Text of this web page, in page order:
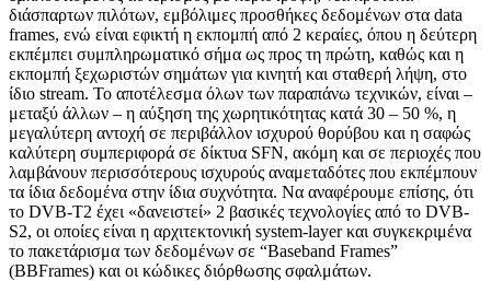
διάσπαρτων πιλότων, εμβόλιμες προσθήκες δεδομένων στα data
frames, ενώ είναι εφικτή η εκπομπή από 2 κεραίες, όπου η δεύτερη
εκπέμπει συμπληρωματικό σήμα ως προς τη πρώτη, καθώς και η
εκπομπή ξεχωριστών σημάτων για κινητή και σταθερή λήψη, στο
ίδιο stream. Το αποτέλεσμα όλων των παραπάνω τεχνικών, είναι –
μεταξύ άλλων – η αύξηση της χωρητικότητας κατά 30 – 50 %, η
μεγαλύτερη αντοχή σε περιβάλλον ισχυρού θορύβου και η σαφώς
καλύτερη συμπεριφορά σε δίκτυα SFN, ακόμη και σε περιοχές που
λαμβάνουν περισσότερους ισχυρούς αναμεταδότες που εκπέμπουν
τα ίδια δεδομένα στην ίδια συχνότητα. Να αναφέρουμε επίσης, ότι
το DVB-T2 έχει «δανειστεί» 2 βασικές τεχνολογίες από το DVB-
S2, οι οποίες είναι η αρχιτεκτονική system-layer και συγκεκριμένα
το πακετάρισμα των δεδομένων σε “Baseband Frames”
(BBFrames) και οι κώδικες διόρθωσης σφαλμάτων.